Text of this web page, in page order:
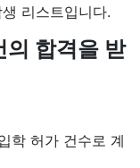
리스트입니다.
합격을 받
학 허가 건수로 계